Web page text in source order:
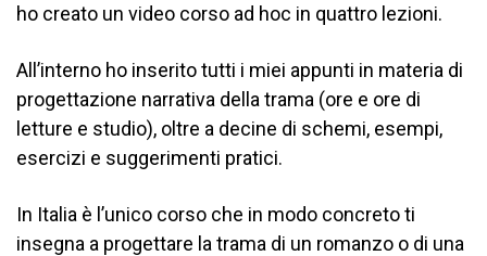
ho creato un video corso ad hoc in quattro lezioni.
All’interno ho inserito tutti i miei appunti in materia di
progettazione narrativa della trama (ore e ore di
letture e studio), oltre a decine di schemi, esempi,
esercizi e suggerimenti pratici.
In Italia è l’unico corso che in modo concreto ti
insegna a progettare la trama di un romanzo o di una